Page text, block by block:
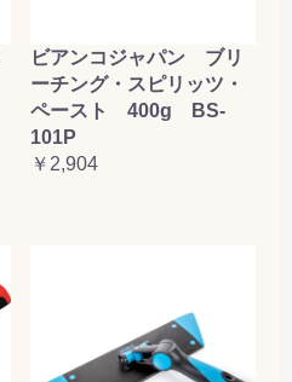
ビアンコジャパン ブリ
ーチング・スピリッツ・
ペースト 400g BS-
101P
￥2,904